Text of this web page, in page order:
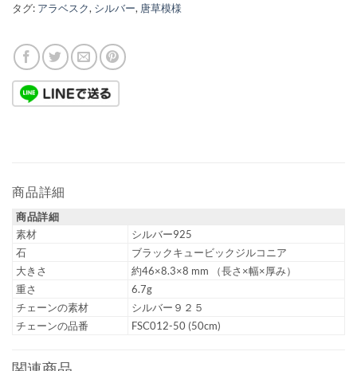
タグ: アラベスク, シルバー, 唐草模様
商品詳細
商品詳細
素材
シルバー925
石
ブラックキュービックジルコニア
大きさ
約46×8.3×8 mm （長さ×幅×厚み）
重さ
6.7g
チェーンの素材
シルバー９２５
チェーンの品番
FSC012-50 (50cm)